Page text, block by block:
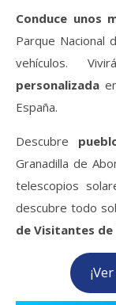
Conduce unos
Parque Nacional
vehículos.
personalizada
España.
Descubre
Granadilla de
telescopios
descubre todo
de Visitantes de